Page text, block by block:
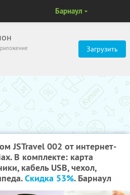
Загрузить
Барнаул
JSTravel 002 от интернет-
В комплекте: карта
кабель USB, чехол,
Скидка 53%. Барнаул